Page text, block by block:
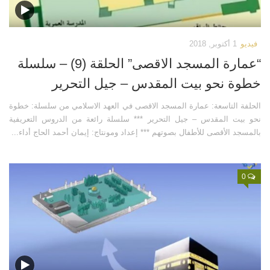
اتصل بنا
الموقع الأم
مكتبة الفيديوهات
فيديو وثائقي عن بيت المقدس
فيديو تعليمي عن بيت المقدس
فيديوهات أخرى
مكتبة الصوتيات
دروس علمية
برامج إذاعية
فيديو 1 أكتوبر, 2018
“عمارة المسجد الاقصى” الحلقة (9) – سلسلة
خطوة نحو بيت المقدس – جيل التحرير
الحلفة التاسعة: عمارة المسجد الاقصى في العهد الاسلامي من سلسلة: خطوة
نحو بيت المقدس – جيل التحرير *** سلسلة رائعة من الدروس التعريفية
بالمسجد الأقصى للأطفال بصوتهم *** إعداد ومونتاج: إيمان أحمد الحاج أداء...
0